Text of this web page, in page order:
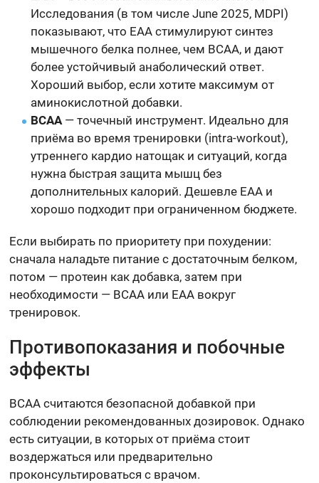
Исследования (в том числе June 2025, MDPI)
показывают, что EAA стимулируют синтез
мышечного белка полнее, чем BCAA, и дают
более устойчивый анаболический ответ.
Хороший выбор, если хотите максимум от
аминокислотной добавки.
BCAA — точечный инструмент. Идеально для
приёма во время тренировки (intra-workout),
утреннего кардио натощак и ситуаций, когда
нужна быстрая защита мышц без
дополнительных калорий. Дешевле EAA и
хорошо подходит при ограниченном бюджете.
Если выбирать по приоритету при похудении:
сначала наладьте питание с достаточным белком,
потом — протеин как добавка, затем при
необходимости — BCAA или EAA вокруг
тренировок.
Противопоказания и побочные
эффекты
BCAA считаются безопасной добавкой при
соблюдении рекомендованных дозировок. Однако
есть ситуации, в которых от приёма стоит
воздержаться или предварительно
проконсультироваться с врачом.